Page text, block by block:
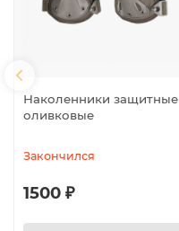
Наколенники защитные
оливковые
Закончился
1500 ₽